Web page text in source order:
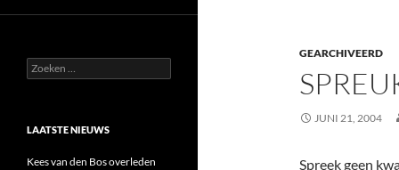
GEARCHIVEERD
JUNI 21, 2004
Spreek geen
Zoeken
naar:
LAATSTE NIEUWS
Kees van den Bos overleden